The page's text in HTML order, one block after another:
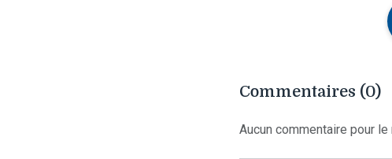
Commentaires (0)
Aucun commentaire pour